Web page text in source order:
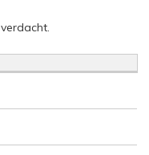
verdacht.